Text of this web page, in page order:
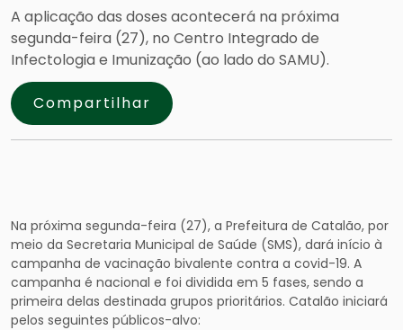
A aplicação das doses acontecerá na próxima
segunda-feira (27), no Centro Integrado de
Infectologia e Imunização (ao lado do SAMU).
Compartilhar
Na próxima segunda-feira (27), a Prefeitura de Catalão, por
meio da Secretaria Municipal de Saúde (SMS), dará início à
campanha de vacinação bivalente contra a covid-19. A
campanha é nacional e foi dividida em 5 fases, sendo a
primeira delas destinada grupos prioritários. Catalão iniciará
pelos seguintes públicos-alvo: